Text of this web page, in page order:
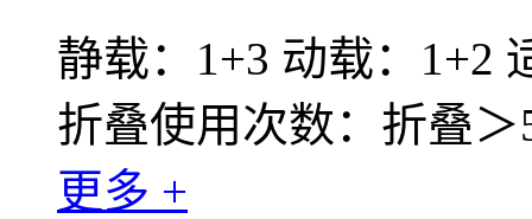
静载：1+3 动载：
折叠使用次数：折叠＞
更多 +